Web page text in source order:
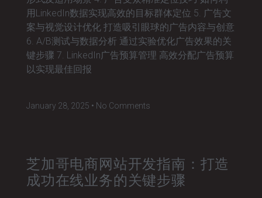
用LinkedIn数据实现高效的目标群体定位 5. 广告文
案与视觉设计优化 打造吸引眼球的广告内容与创意
6. A/B测试与数据分析 通过实验优化广告效果的关
键步骤 7. LinkedIn广告预算管理 高效分配广告预算
以实现最佳回报
January 28, 2025 No Comments
芝加哥电商网站开发指南：打造
成功在线业务的关键步骤